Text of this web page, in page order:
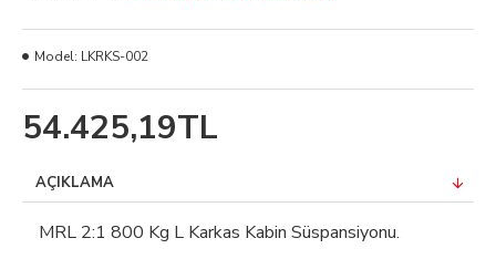
54.425,19TL
Model: LKRKS-002
AÇIKLAMA
MRL 2:1 800 Kg L Karkas Kabin Süspansiyonu.